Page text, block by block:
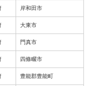
岸和田市
大東市
門真市
四條畷市
豊能郡豊能町